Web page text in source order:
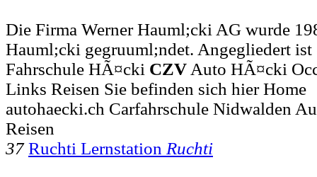
Die Firma Werner Hauml;cki AG wurde
Hauml;cki gegruuml;ndet. Angegliedert ist
Fahrschule HÃ¤cki CZV Auto HÃ¤cki
Links Reisen Sie befinden sich hier Home
autohaecki.ch Carfahrschule Nidwalden
Reisen
37 Ruchti Lernstation Ruchti